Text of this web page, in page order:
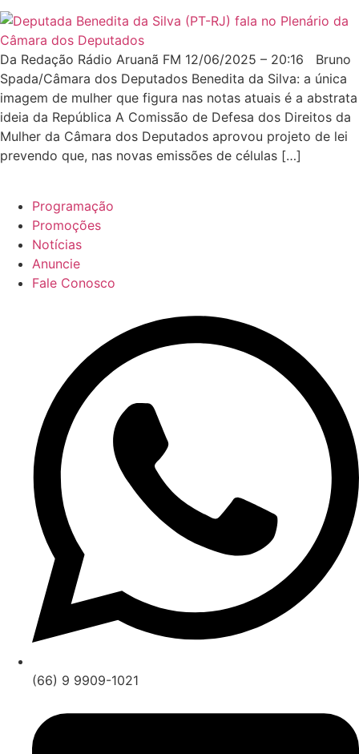
Da Redação Rádio Aruanã FM 12/06/2025 – 20:16 Bruno
Spada/Câmara dos Deputados Benedita da Silva: a única
imagem de mulher que figura nas notas atuais é a abstrata
ideia da República A Comissão de Defesa dos Direitos da
Mulher da Câmara dos Deputados aprovou projeto de lei
prevendo que, nas novas emissões de células […]
Programação
Promoções
Notícias
Anuncie
Fale Conosco
(66) 9 9909-1021